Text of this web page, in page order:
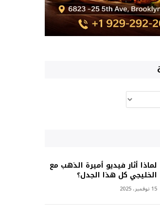
لماذا أثار فيديو أميرة الذهب مع
الخليجي كل هذا الجدل؟
15 نوفمبر، 2025